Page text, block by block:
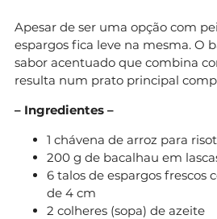
Apesar de ser uma opção com
espargos fica leve na mesma. O
sabor acentuado que combina
resulta num prato principal
– Ingredientes –
1 chávena de arroz para
200 g de bacalhau em
6 talos de espargos frescos
de 4 cm
2 colheres (sopa) de azeite